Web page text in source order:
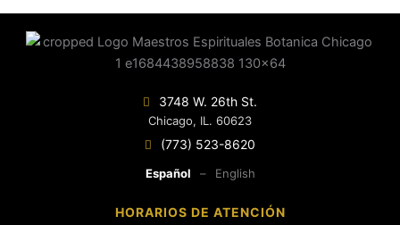
3748 W. 26th St.
Chicago, IL. 60623
(773) 523-8620
Español – English
HORARIOS DE ATENCIÓN